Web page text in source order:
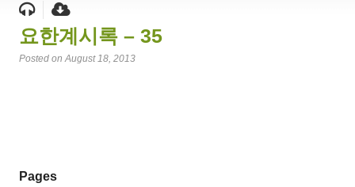
요한계시록 – 35
Posted on August 18, 2013
Pages